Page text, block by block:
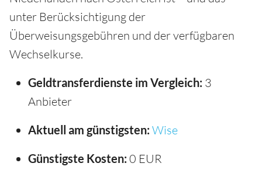
unter Berücksichtigung der
Überweisungsgebühren und der verfügbaren
Wechselkurse.
Geldtransferdienste im Vergleich: 3
Anbieter
Aktuell am günstigsten: Wise
Günstigste Kosten: 0 EUR